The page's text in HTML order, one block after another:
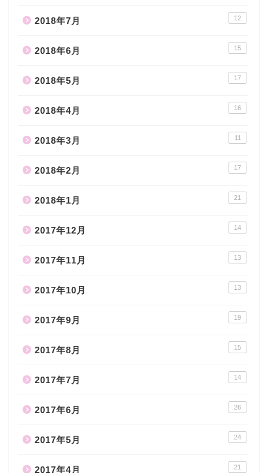
2018年7月 12
2018年6月 15
2018年5月 17
2018年4月 16
2018年3月 11
2018年2月 17
2018年1月 21
2017年12月 14
2017年11月 13
2017年10月 13
2017年9月 19
2017年8月 15
2017年7月 14
2017年6月 26
2017年5月 24
2017年4月 21